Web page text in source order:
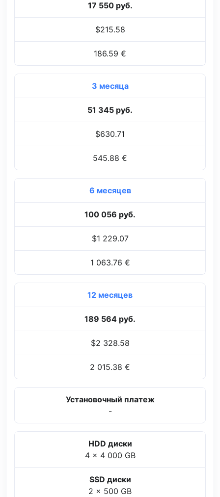
17 550 руб.
$215.58
186.59 €
3 месяца
51 345 руб.
$630.71
545.88 €
6 месяцев
100 056 руб.
$1 229.07
1 063.76 €
12 месяцев
189 564 руб.
$2 328.58
2 015.38 €
Установочный платеж
-
HDD диски
4 x 4 000 GB
SSD диски
2 x 500 GB